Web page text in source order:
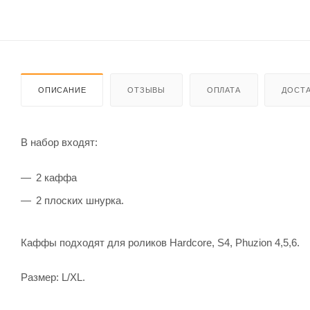
ОПИСАНИЕ ОТЗЫВЫ ОПЛАТА
В набор входят:
2 каффа
2 плоских шнурка.
Каффы подходят для роликов Hardcore, S4, Phuzion 4,5,6.
Размер: L/XL.